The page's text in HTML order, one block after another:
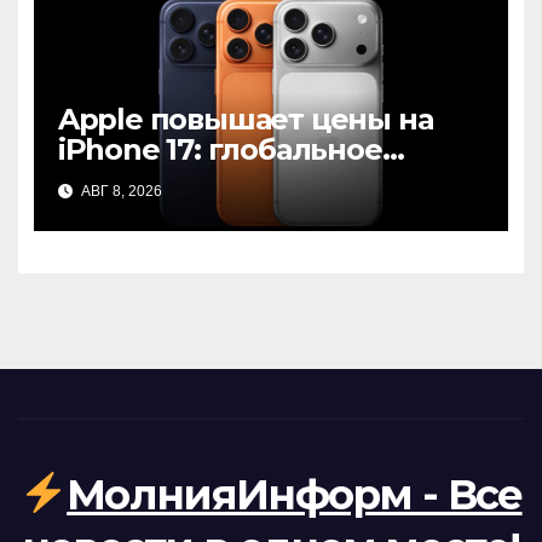
Apple повышает цены на
iPhone 17: глобальное
подорожание и прогнозы
для iPhone 18
АВГ 8, 2026
МолнияИнформ - Все